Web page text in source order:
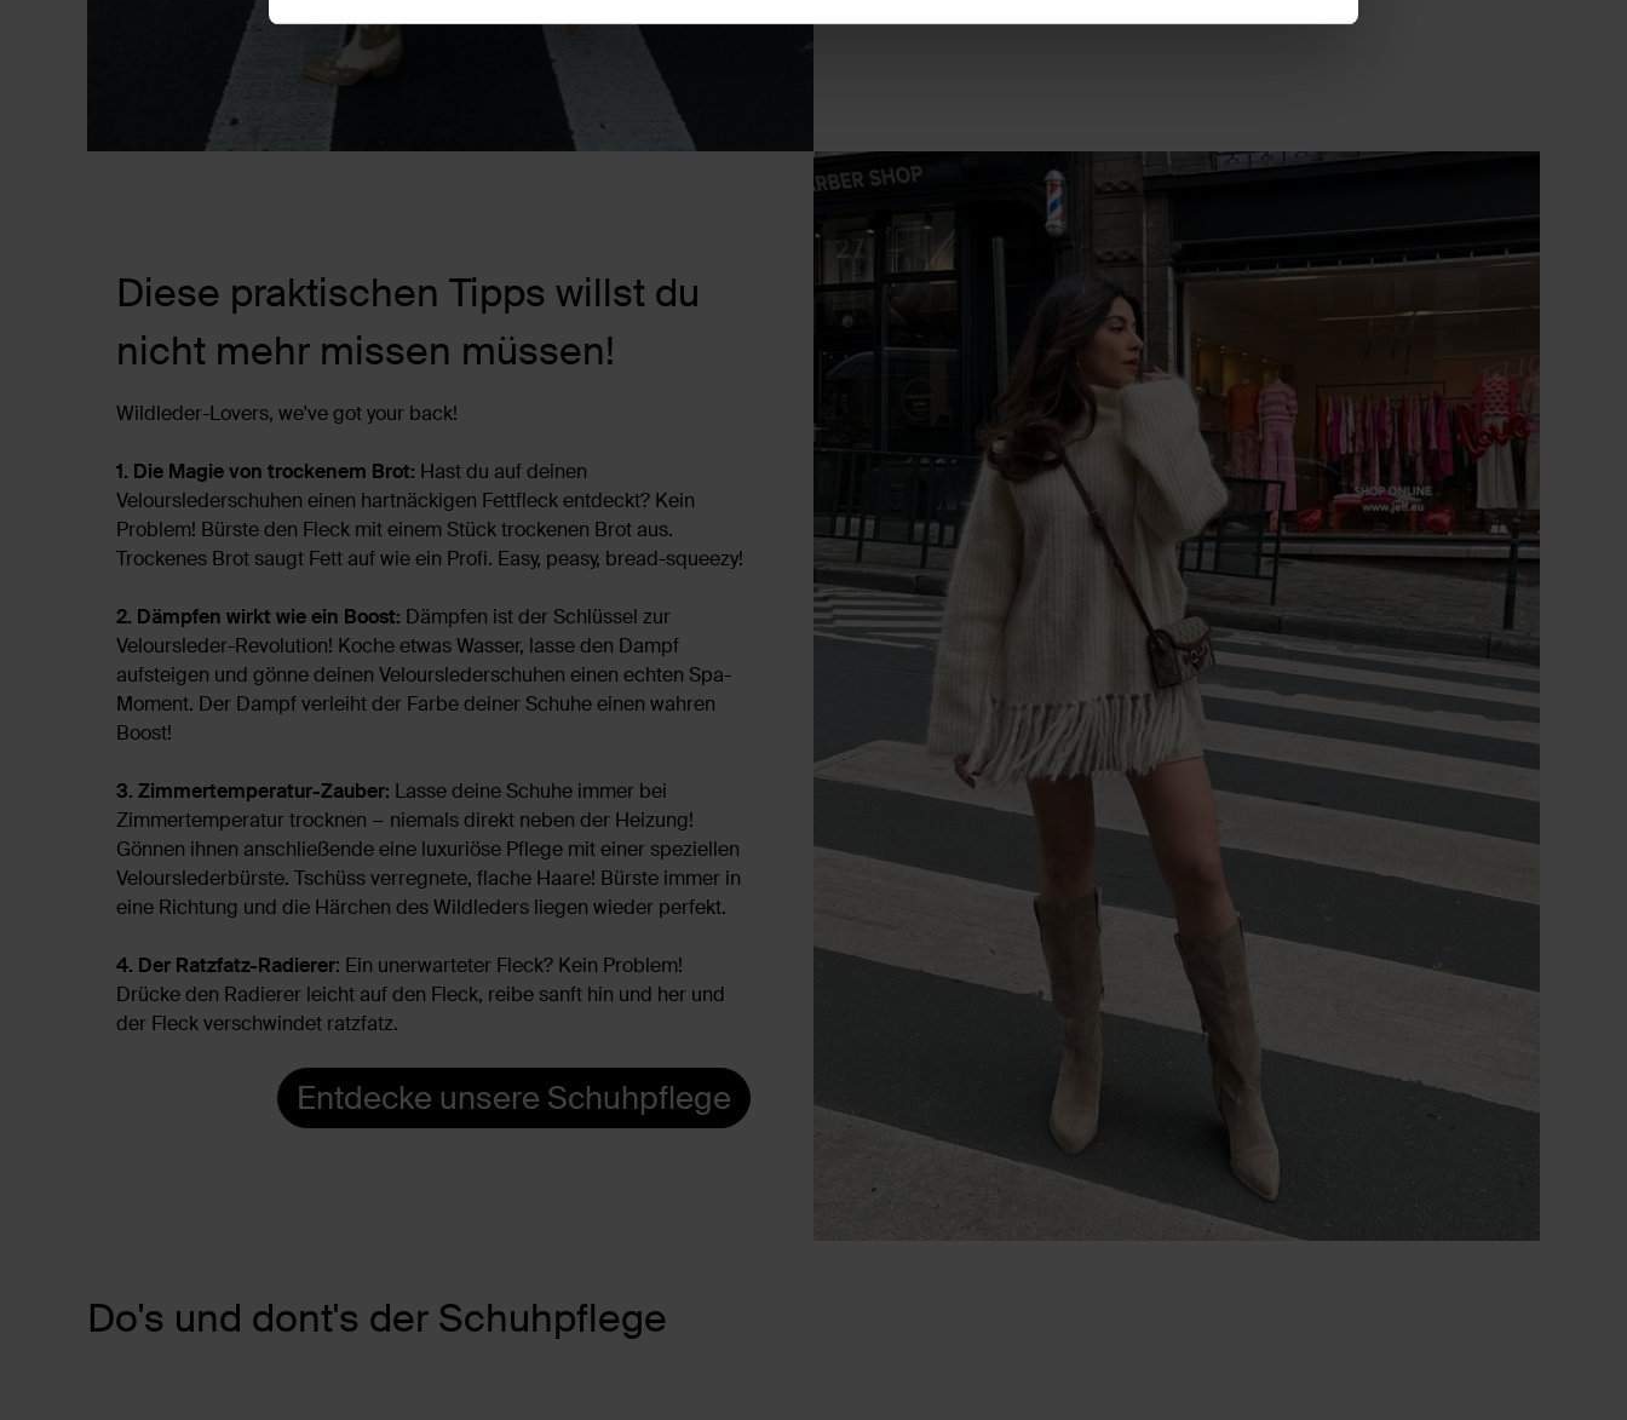
Diese praktischen Tipps willst du
nicht mehr missen müssen!
Wildleder-Lovers, we've got your back!
1. Die Magie von trockenem Brot: Hast du auf deinen
Velourslederschuhen einen hartnäckigen Fettfleck entdeckt? Kein
Problem! Bürste den Fleck mit einem Stück trockenen Brot aus.
Trockenes Brot saugt Fett auf wie ein Profi. Easy, peasy, bread-squeezy!
2. Dämpfen wirkt wie ein Boost: Dämpfen ist der Schlüssel zur
Veloursleder-Revolution! Koche etwas Wasser, lasse den Dampf
aufsteigen und gönne deinen Velourslederschuhen einen echten Spa-
Moment. Der Dampf verleiht der Farbe deiner Schuhe einen wahren
Boost!
3. Zimmertemperatur-Zauber: Lasse deine Schuhe immer bei
Zimmertemperatur trocknen − niemals direkt neben der Heizung!
Gönnen ihnen anschließende eine luxuriöse Pflege mit einer speziellen
Velourslederbürste. Tschüss verregnete, flache Haare! Bürste immer in
eine Richtung und die Härchen des Wildleders liegen wieder perfekt.
4. Der Ratzfatz-Radierer: Ein unerwarteter Fleck? Kein Problem!
Drücke den Radierer leicht auf den Fleck, reibe sanft hin und her und
der Fleck verschwindet ratzfatz.
Entdecke unsere Schuhpflege
Do's und dont's der Schuhpflege